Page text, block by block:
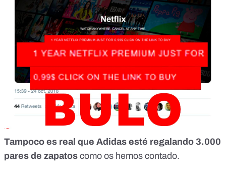
Tampoco es real que Adidas esté regalando 3.000
pares de zapatos como os hemos contado.